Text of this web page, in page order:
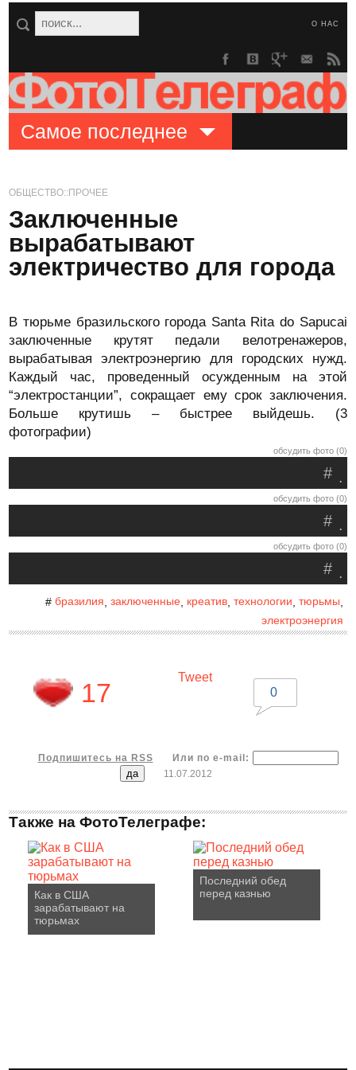
О НАС
Самое последнее
ОБЩЕСТВО::ПРОЧЕЕ
Заключенные
вырабатывают
электричество для города
В тюрьме бразильского города Santa Rita do Sapucai
заключенные крутят педали велотренажеров,
вырабатывая электроэнергию для городских нужд.
Каждый час, проведенный осужденным на этой
“электростанции”, сокращает ему срок заключения.
Больше крутишь – быстрее выйдешь. (3
фотографии)
обсудить фото (0)
.
#
обсудить фото (0)
.
#
обсудить фото (0)
.
#
# бразилия заключенные, креатив, технологии тюрьмы
электроэнергия
17
Tweet
0
Подпишитесь на RSS
Или по e-mail:
11.07.2012
Также на ФотоТелеграфе:
Как в США
зарабатывают на
тюрьмах
Последний обед
перед казнью